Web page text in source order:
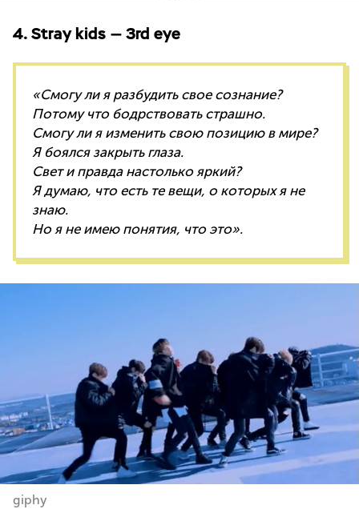
4. Stray kids — 3rd eye
«Смогу ли я разбудить свое сознание?
Потому что бодрствовать страшно.
Смогу ли я изменить свою позицию в мире?
Я боялся закрыть глаза.
Свет и правда настолько яркий?
Я думаю, что есть те вещи, о которых я не
знаю.
Но я не имею понятия, что это».
giphy